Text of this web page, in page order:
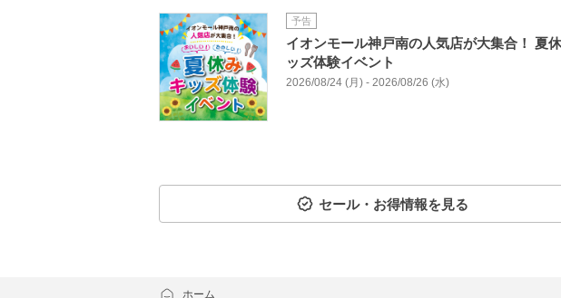
予告
イオンモール神戸南の人気店が大集合！ 夏
ッズ体験イベント
2026/08/24 (月) - 2026/08/26 (水)
セール・お得情報を見る
ホーム